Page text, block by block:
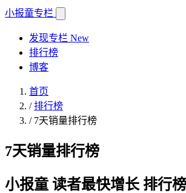
小报童专栏
发现专栏 New
排行榜
博客
首页
/排行榜
/ 7天销量排行榜
7天销量排行榜
小报童 读者最快增长 排行榜